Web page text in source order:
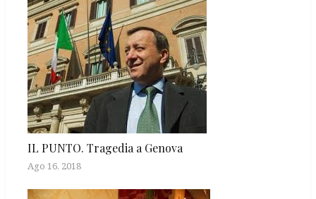
IL PUNTO. Tragedia a Genova
Ago 16, 2018